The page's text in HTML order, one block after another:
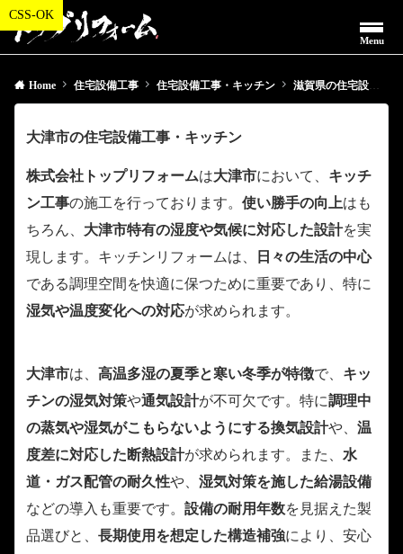
Menu
Home 住宅設備工事 住宅設備工事・キッチン 滋賀県の住宅設備工事・キッチン
大津市の住宅設備工事・キッチン
株式会社トップリフォームは大津市において、 キッチ
ン工事の施工を行っております。 使い勝手の向上はも
ちろん、 大津市特有の湿度や気候に対応した設計を実
現します。キッチンリフォームは、
日々の生活の中心
である調理空間を快適に保つために重要であり、特に
湿気や温度変化への対応が求められます。
大津市は、 高温多湿の夏季と寒い冬季が特徴で、 キッ
チンの湿気対策や通気設計が不可欠です。特に調理中
の蒸気や湿気がこもらないようにする換気設計や、 温
度差に対応した断熱設計が求められます。また、 水
道・ガス配管の耐久性や、 湿気対策を施した給湯設備
などの導入も重要です。 設備の耐用年数を見据えた製
品選びと、 長期使用を想定した構造補強により、安心